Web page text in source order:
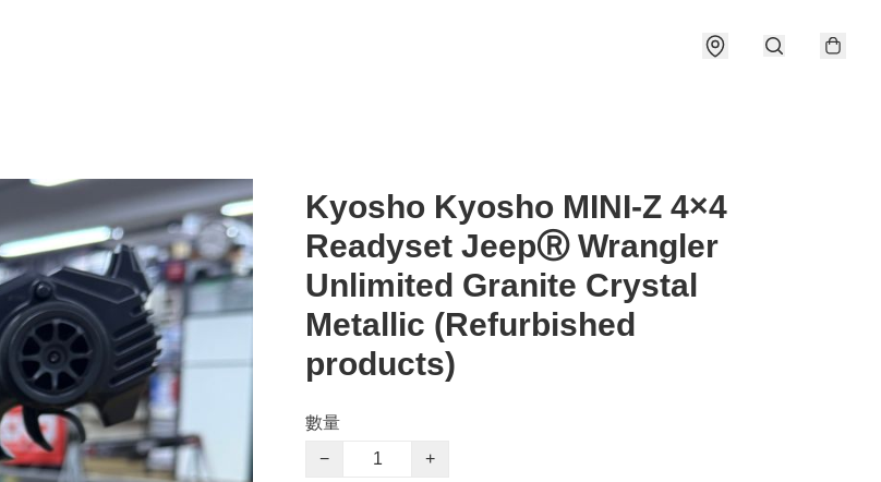
Kyosho Kyosho MINI-Z 4×4
Readyset JeepⓇ Wrangler
Unlimited Granite Crystal
Metallic (Refurbished
products)
數量
−
+